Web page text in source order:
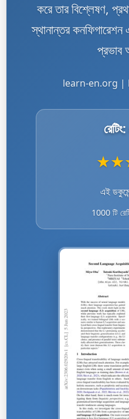
করে তার বিশ্লেষণ,
স্থানান্তর কনফিগারেশন
প্রভাব
learn-en.org |
রেটিং:
★★
এই
1000 টি